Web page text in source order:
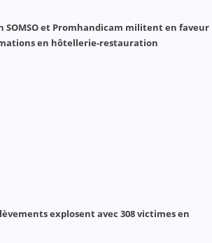
SOMSO et Promhandicam militent en faveur
en hôtellerie-restauration
explosent avec 308 victimes en